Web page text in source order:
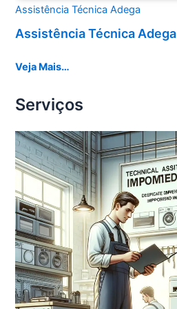
Assistência Técnica Adega
Assistência Técnica Adega
Veja Mais…
Serviços